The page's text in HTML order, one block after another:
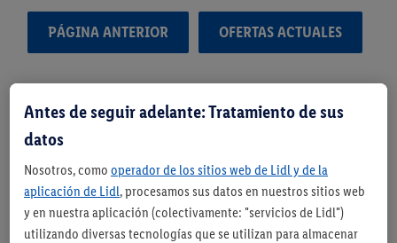
PÁGINA ANTERIOR OFERTAS ACTUALES
Antes de seguir adelante: Tratamiento de sus
datos
Nosotros, como operador de los sitios web de Lidl y de la
aplicación de Lidl, procesamos sus datos en nuestros sitios web
y en nuestra aplicación (colectivamente: "servicios de Lidl")
utilizando diversas tecnologías que se utilizan para almacenar